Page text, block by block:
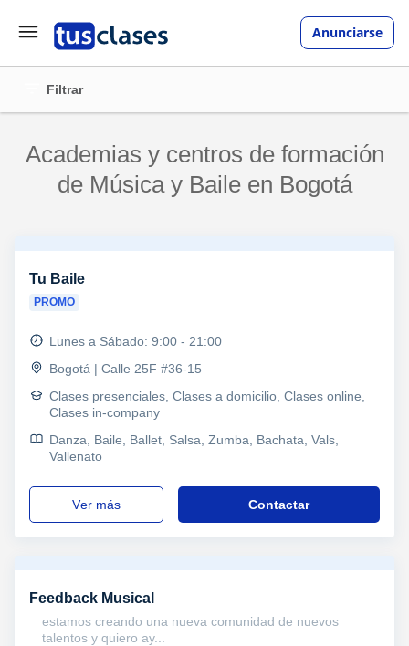
Anunciarse
Filtrar
Academias y centros de formación
de Música y Baile en Bogotá
Tu Baile
PROMO
Lunes a Sábado: 9:00 - 21:00
Bogotá | Calle 25F #36-15
Clases presenciales, Clases a domicilio, Clases online,
Clases in-company
Danza, Baile, Ballet, Salsa, Zumba, Bachata, Vals,
Vallenato
ver más Contactar
Feedback Musical
estamos creando una nueva comunidad de nuevos
talentos y quiero ay...